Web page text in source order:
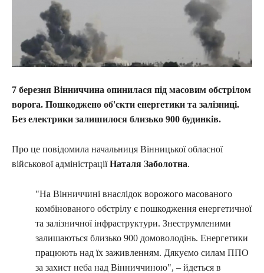
7 березня Вінниччина опинилася під масовим обстрілом
ворога. Пошкоджено об'єкти енергетики та залізниці.
Без електрики залишилося близько 900 будинків.
Про це повідомила начальниця Вінницької обласної
військової адміністраціїНаталя Заболотна.
"На Вінниччині внаслідок ворожого масованого
комбінованого обстрілу є пошкодження енергетичної
та залізничної інфраструктури. Знеструмленими
залишаються близько 900 домоволодінь. Енергетики
працюють над їх заживленням. Дякуємо силам ППО
за захист неба над Вінниччиною", – йдеться в